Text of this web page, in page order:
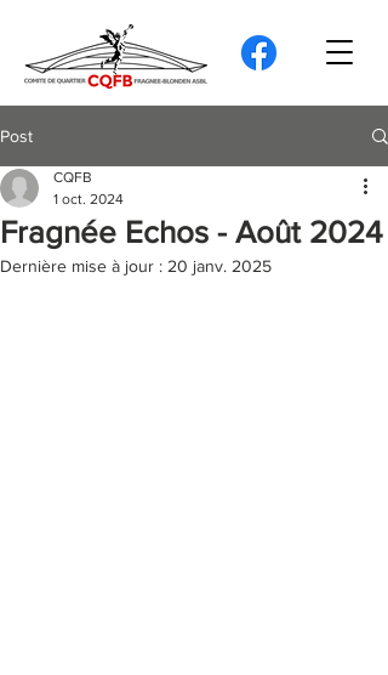
Post
Fragnée Echos - Août 2024
CQFB
1 oct. 2024
Dernière mise à jour : 20 janv. 2025